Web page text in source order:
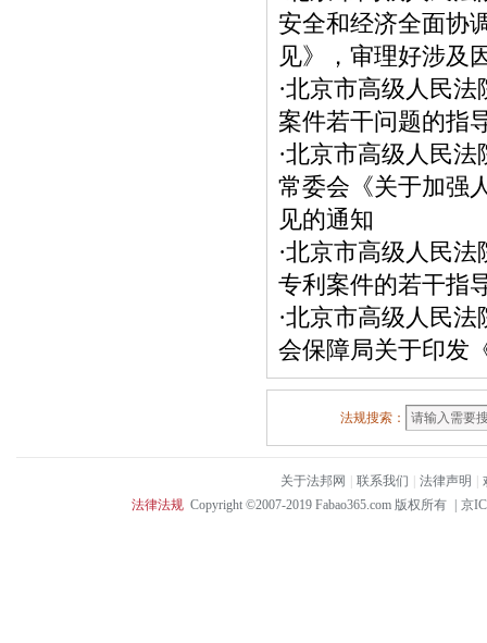
安全和经济全面协
见》，审理好涉及
·北京市高级人民法
案件若干问题的指
·北京市高级人民法
常委会《关于加强
见的通知
·北京市高级人民法
专利案件的若干指
·北京市高级人民法
会保障局关于印发
法规搜索：
关于法邦网 联系我们 法律声明
法律法规 Copyright ©2007-2019 Fabao365.com 版权所有 京